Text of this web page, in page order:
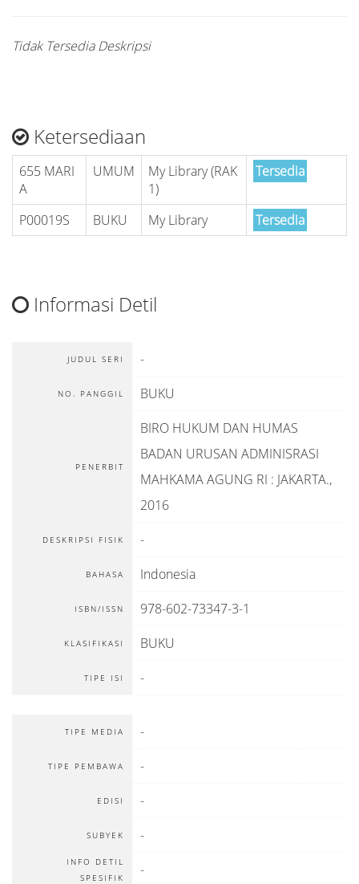
Tidak Tersedia Deskripsi
Ketersediaan
655 MARI
A
UMUM
My Library (RAK
1)
Tersedia
P00019S BUKU My Library Tersedia
Informasi Detil
JUDUL SERI -
NO. PANGGIL BUKU
PENERBIT
BIRO HUKUM DAN HUMAS
BADAN URUSAN ADMINISRASI
MAHKAMA AGUNG RI : JAKARTA.,
2016
DESKRIPSI FISIK -
BAHASA Indonesia
ISBN/ISSN 978-602-73347-3-1
KLASIFIKASI BUKU
TIPE ISI -
TIPE MEDIA -
TIPE PEMBAWA -
EDISI -
SUBYEK -
INFO DETIL
SPESIFIK
-